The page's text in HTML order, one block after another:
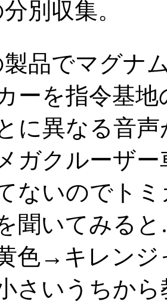
別収集。
製品でマグナ
ーを指令基
に異なる音
ガクルーザ
ないのでト
聞いてみる
色→キレン
さいうちか